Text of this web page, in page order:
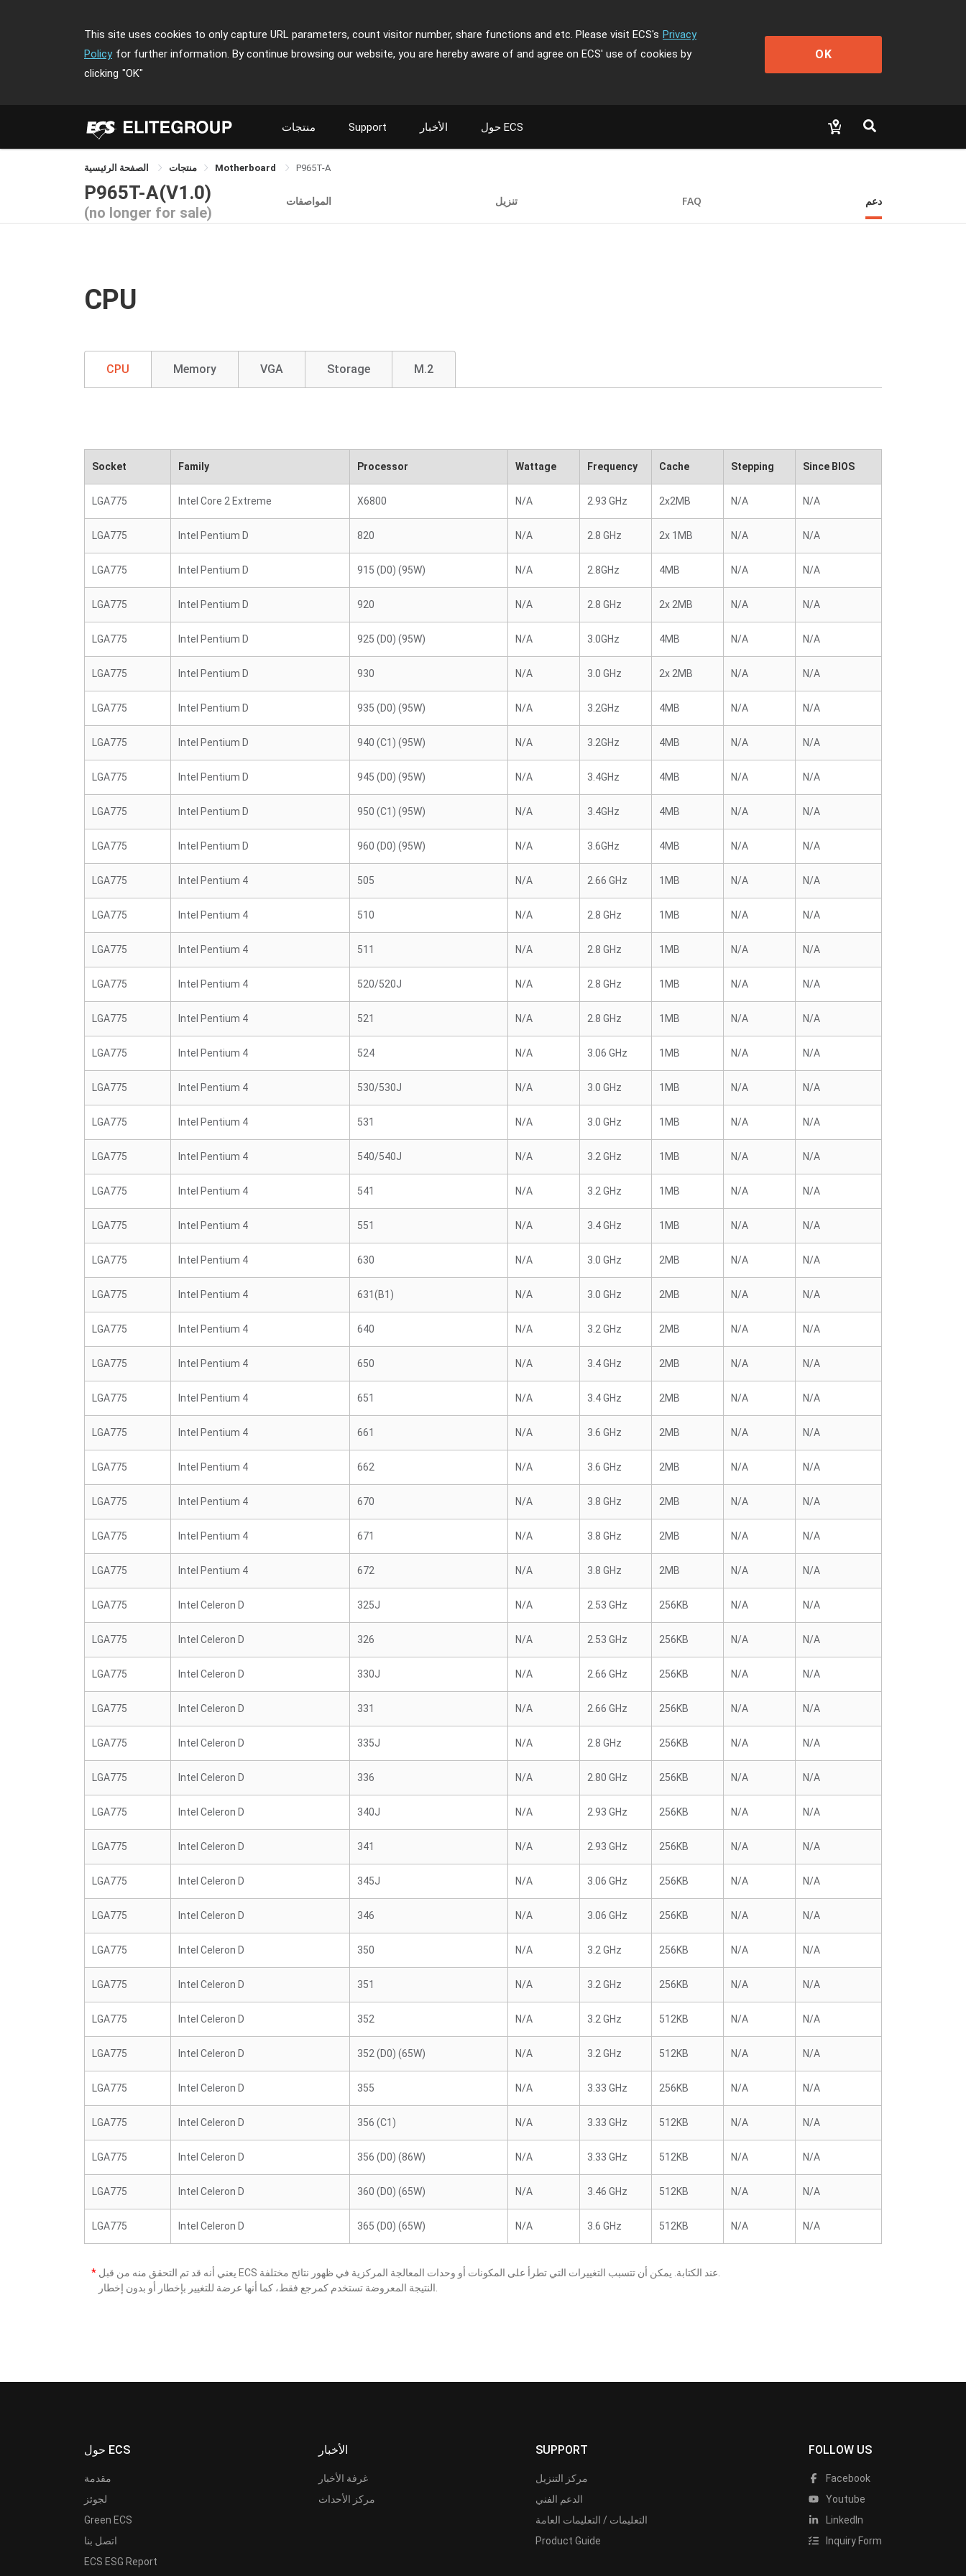
This site uses cookies to only capture URL parameters, count visitor number, share functions and etc. Please visit ECS's Privacy
Policy for further information. By continue browsing our website, you are hereby aware of and agree on ECS' use of cookies by
clicking "OK"
OK
منتجات Support الأخبار حول ECS
منتجات Motherboard P965T-A
P965T-A(V1.0)
(no longer for sale)
المواصفات تنزيل FAQ دعم
CPU
CPU Memory VGA Storage M.2
Socket Family Processor Wattage Frequency Cache Stepping Since BIOS
LGA775 Intel Core 2 Extreme X6800 N/A 2.93 GHz 2x2MB N/A N/A
LGA775 Intel Pentium D 820 N/A 2.8 GHz 2x 1MB N/A N/A
LGA775 Intel Pentium D 915 (D0) (95W) N/A 2.8GHz 4MB N/A N/A
LGA775 Intel Pentium D 920 N/A 2.8 GHz 2x 2MB N/A N/A
LGA775 Intel Pentium D 925 (D0) (95W) N/A 3.0GHz 4MB N/A N/A
LGA775 Intel Pentium D 930 N/A 3.0 GHz 2x 2MB N/A N/A
LGA775 Intel Pentium D 935 (D0) (95W) N/A 3.2GHz 4MB N/A N/A
LGA775 Intel Pentium D 940 (C1) (95W) N/A 3.2GHz 4MB N/A N/A
LGA775 Intel Pentium D 945 (D0) (95W) N/A 3.4GHz 4MB N/A N/A
LGA775 Intel Pentium D 950 (C1) (95W) N/A 3.4GHz 4MB N/A N/A
LGA775 Intel Pentium D 960 (D0) (95W) N/A 3.6GHz 4MB N/A N/A
LGA775 Intel Pentium 4 505 N/A 2.66 GHz 1MB N/A N/A
LGA775 Intel Pentium 4 510 N/A 2.8 GHz 1MB N/A N/A
LGA775 Intel Pentium 4 511 N/A 2.8 GHz 1MB N/A N/A
LGA775 Intel Pentium 4 520/520J N/A 2.8 GHz 1MB N/A N/A
LGA775 Intel Pentium 4 521 N/A 2.8 GHz 1MB N/A N/A
LGA775 Intel Pentium 4 524 N/A 3.06 GHz 1MB N/A N/A
LGA775 Intel Pentium 4 530/530J N/A 3.0 GHz 1MB N/A N/A
LGA775 Intel Pentium 4 531 N/A 3.0 GHz 1MB N/A N/A
LGA775 Intel Pentium 4 540/540J N/A 3.2 GHz 1MB N/A N/A
LGA775 Intel Pentium 4 541 N/A 3.2 GHz 1MB N/A N/A
LGA775 Intel Pentium 4 551 N/A 3.4 GHz 1MB N/A N/A
LGA775 Intel Pentium 4 630 N/A 3.0 GHz 2MB N/A N/A
LGA775 Intel Pentium 4 631(B1) N/A 3.0 GHz 2MB N/A N/A
LGA775 Intel Pentium 4 640 N/A 3.2 GHz 2MB N/A N/A
LGA775 Intel Pentium 4 650 N/A 3.4 GHz 2MB N/A N/A
LGA775 Intel Pentium 4 651 N/A 3.4 GHz 2MB N/A N/A
LGA775 Intel Pentium 4 661 N/A 3.6 GHz 2MB N/A N/A
LGA775 Intel Pentium 4 662 N/A 3.6 GHz 2MB N/A N/A
LGA775 Intel Pentium 4 670 N/A 3.8 GHz 2MB N/A N/A
LGA775 Intel Pentium 4 671 N/A 3.8 GHz 2MB N/A N/A
LGA775 Intel Pentium 4 672 N/A 3.8 GHz 2MB N/A N/A
LGA775 Intel Celeron D 325J N/A 2.53 GHz 256KB N/A N/A
LGA775 Intel Celeron D 326 N/A 2.53 GHz 256KB N/A N/A
LGA775 Intel Celeron D 330J N/A 2.66 GHz 256KB N/A N/A
LGA775 Intel Celeron D 331 N/A 2.66 GHz 256KB N/A N/A
LGA775 Intel Celeron D 335J N/A 2.8 GHz 256KB N/A N/A
LGA775 Intel Celeron D 336 N/A 2.80 GHz 256KB N/A N/A
LGA775 Intel Celeron D 340J N/A 2.93 GHz 256KB N/A N/A
LGA775 Intel Celeron D 341 N/A 2.93 GHz 256KB N/A N/A
LGA775 Intel Celeron D 345J N/A 3.06 GHz 256KB N/A N/A
LGA775 Intel Celeron D 346 N/A 3.06 GHz 256KB N/A N/A
LGA775 Intel Celeron D 350 N/A 3.2 GHz 256KB N/A N/A
LGA775 Intel Celeron D 351 N/A 3.2 GHz 256KB N/A N/A
LGA775 Intel Celeron D 352 N/A 3.2 GHz 512KB N/A N/A
LGA775 Intel Celeron D 352 (D0) (65W) N/A 3.2 GHz 512KB N/A N/A
LGA775 Intel Celeron D 355 N/A 3.33 GHz 256KB N/A N/A
LGA775 Intel Celeron D 356 (C1) N/A 3.33 GHz 512KB N/A N/A
LGA775 Intel Celeron D 356 (D0) (86W) N/A 3.33 GHz 512KB N/A N/A
LGA775 Intel Celeron D 360 (D0) (65W) N/A 3.46 GHz 512KB N/A N/A
LGA775 Intel Celeron D 365 (D0) (65W) N/A 3.6 GHz 512KB N/A N/A
*
حول ECS
مقدمة
لجوئز
Green ECS
اتصل بنا
ECS ESG Report
الأخبار
غرفة الأخبار
مركز الأحداث
SUPPORT
مركز التنزيل
الدعم الفني
التعليمات / التعليمات العامة
Product Guide
FOLLOW US
Facebook
Youtube
LinkedIn
Inquiry Form